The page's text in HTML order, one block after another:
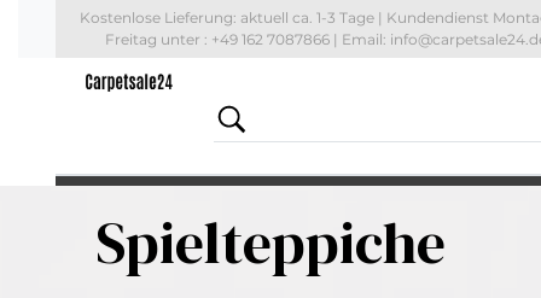
Kostenlose Lieferung: aktuell ca. 1-3 Tage| Kundendienst
Freitag unter : +49 162 7087866 | Email:
Spielteppiche